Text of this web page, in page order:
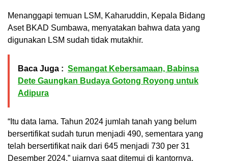
Menanggapi temuan LSM, Kaharuddin, Kepala Bidang
Aset BKAD Sumbawa, menyatakan bahwa data yang
digunakan LSM sudah tidak mutakhir.
Baca Juga : Semangat Kebersamaan, Babinsa
Dete Gaungkan Budaya Gotong Royong untuk
Adipura
“Itu data lama. Tahun 2024 jumlah tanah yang belum
bersertifikat sudah turun menjadi 490, sementara yang
telah bersertifikat naik dari 645 menjadi 730 per 31
Desember 2024,” ujarnya saat ditemui di kantornya.